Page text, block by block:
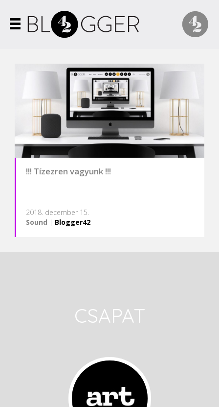
!!! Tízezren vagyunk !!!
2018. december 15.
Sound | Blogger42
CSAPAT